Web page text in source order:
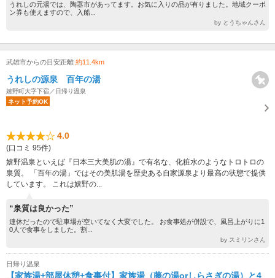
うれしの元湯では、陶器市があってます。お気に入りの品が有りました。地域クーポ
ン券も使えますので、入船...
by とうちゃんさん
武雄市からの目安距離 約11.4km
うれしの源泉 百年の湯
嬉野町大字下宿／日帰り温泉
ネット予約OK
4.0
(口コミ 95件)
嬉野温泉といえば『日本三大美肌の湯』で有名な、化粧水のようなトロトロの
泉質。 「百年の湯」ではその美肌湯を歴史ある自家源泉より最高の状態で提供
しています。 これは嬉野の...
“泉質は良かった”
連休だったので駐車場が空いてなく大変でした。 お食事処が併設で、風呂上がりに1
0人で食事をしました。割...
by スミリンさん
日帰り温泉
【家族湯+部屋休憩+食事付】家族湯（藤の湯orしらさぎの湯）と4